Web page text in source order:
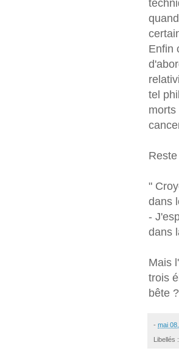
Enfin
tel
"
dans
-
dans
Mais
trois
bête ?
- mai
Libellés :